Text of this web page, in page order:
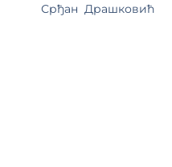
Срђан Драшковић